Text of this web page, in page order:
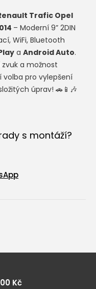
Trafic Opel
– Moderní 9” 2DIN
WiFi, Bluetooth
a Android Auto.
a možnost
volba pro vylepšení
úprav! 🚗📱🎶
s montáží?
Kč